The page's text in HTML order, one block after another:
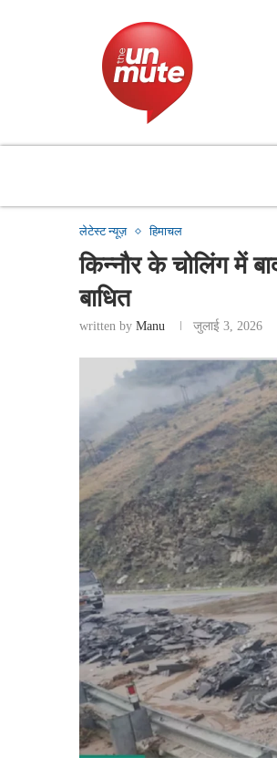
लेटेस्ट न्यूज़ हिमाचल
किन्नौर के चोलिंग में
बाधित
written by Manu जुलाई 3, 2026